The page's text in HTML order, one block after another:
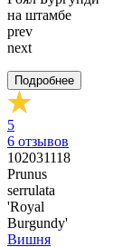
prev
next
Подробнее
5
6 отзывов
102031118
Prunus
serrulata
'Royal
Burgundy'
Вишня